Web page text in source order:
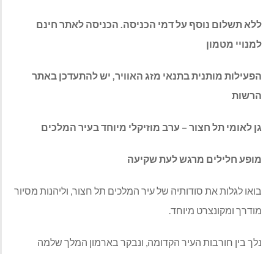
ללא תשלום נוסף על דמי הכניסה. הכניסה לאתר חינם
למנויי מטמון
הפעילות מותנית בתנאי מזג האוויר, יש להתעדכן באתר
הרשות
גן לאומי תל חצור – ערב מוזיקלי מיוחד בעיר המלכים
מופע חלילים מרגש לעת שקיעה
בואו לגלות את סודותיה של עיר המלכים תל חצור, וליהנות מסיור
מודרך ומקונצרט מיוחד.
נלך בין חורבות העיר הקדומה, ונבקר בארמון המלך שלמה